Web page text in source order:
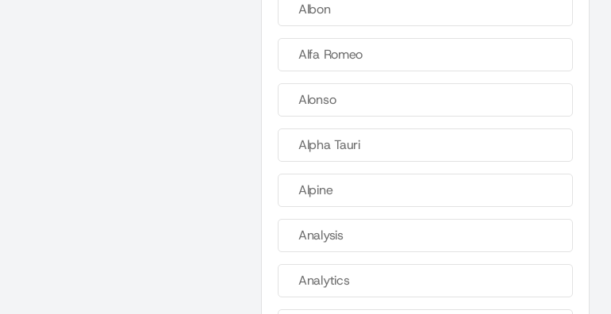
Albon
Alfa Romeo
Alonso
Alpha Tauri
Alpine
Analysis
Analytics